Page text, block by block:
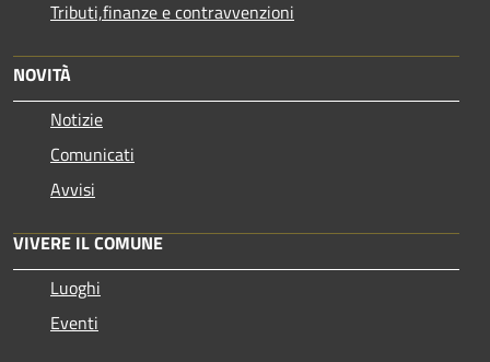
Tributi,finanze e contravvenzioni
NOVITÀ
Notizie
Comunicati
Avvisi
VIVERE IL COMUNE
Luoghi
Eventi